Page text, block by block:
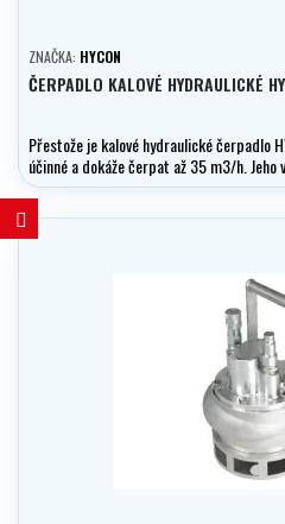
ZNAČKA: HYCON
ČERPADLO KALOVÉ HYDRAULICKÉ
Přestože je kalové hydraulické čerpadlo
účinné a dokáže čerpat až 35 m3/h.
cm, takže je ideální pro malé šachty, kde